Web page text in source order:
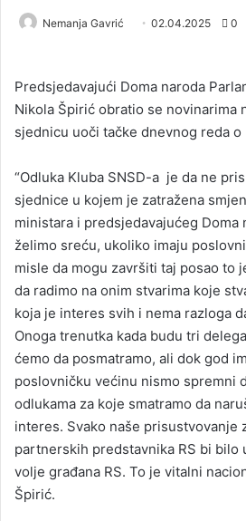
Nemanja Gavrić
d
a
n
m
a
i
l
02.04.2025 0
Predsjedavajući Doma naroda
Nikola Špirić obratio se novinarima
sjednicu uoči tačke dnevnog reda
“Odluka Kluba SNSD-a je da ne
sjednice u kojem je zatražena
ministara i predsjedavajućeg Doma
želimo sreću, ukoliko imaju
misle da mogu završiti taj posao to
da radimo na onim stvarima koje
koja je interes svih i nema razloga
Onoga trenutka kada budu tri
ćemo da posmatramo, ali dok god
poslovničku većinu nismo spremni
odlukama za koje smatramo da
interes. Svako naše prisustvovanje
partnerskih predstavnika RS bi bilo
volje građana RS. To je vitalni
Špirić.